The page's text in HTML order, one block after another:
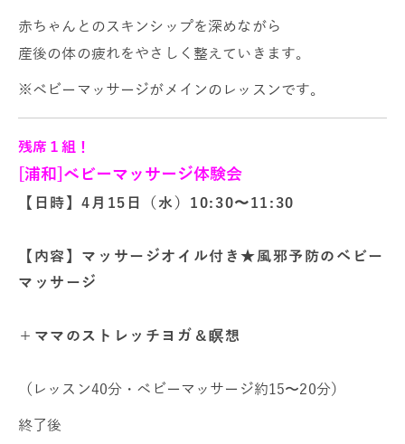
赤ちゃんとのスキンシップを深めながら
産後の体の疲れをやさしく整えていきます。
※ベビーマッサージがメインのレッスンです。
残席１組！
[浦和]ベビーマッサージ体験会
【日時】4月15日（水）10:30〜11:30
【内容】マッサージオイル付き★風邪予防のベビー
マッサージ
＋ママのストレッチヨガ＆瞑想
（レッスン40分・ベビーマッサージ約15〜20分）
終了後